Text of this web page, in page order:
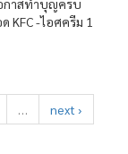
กาสทำบุญครบ
KFC -ไอศครีม 1
…
next ›